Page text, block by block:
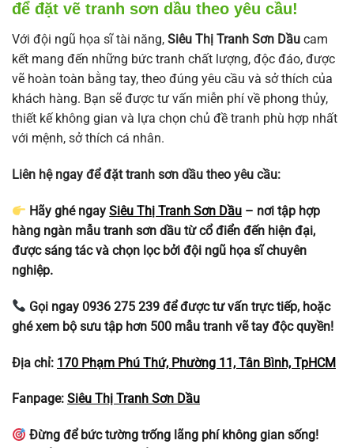
để đặt vẽ tranh sơn dầu theo yêu cầu!
Với đội ngũ họa sĩ tài năng, Siêu Thị Tranh Sơn Dầu cam
kết mang đến những bức tranh chất lượng, độc đáo, được
vẽ hoàn toàn bằng tay, theo đúng yêu cầu và sở thích của
khách hàng. Bạn sẽ được tư vấn miễn phí về phong thủy,
thiết kế không gian và lựa chọn chủ đề tranh phù hợp nhất
với mệnh, sở thích cá nhân.
Liên hệ ngay để đặt tranh sơn dầu theo yêu cầu:
Hãy ghé ngaySiêu Thị Tranh Sơn Dầu – nơi tập hợp
hàng ngàn mẫu tranh sơn dầu từ cổ điển đến hiện đại,
được sáng tác và chọn lọc bởi đội ngũ họa sĩ chuyên
nghiệp.
Gọi ngay 0936 275 239 để được tư vấn trực tiếp, hoặc
ghé xem bộ sưu tập hơn 500 mẫu tranh vẽ tay độc quyền!
Địa chỉ: 170 Phạm Phú Thứ, Phường 11, Tân Bình, TpHCM
Fanpage: Siêu Thị Tranh Sơn Dầu
Đừng để bức tường trống lãng phí không gian sống!